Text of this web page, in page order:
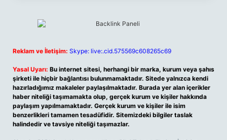
Reklam ve İletişim: Skype: live:.cid.575569c608265c69
Yasal Uyarı: Bu internet sitesi, herhangi bir marka, kurum veya şahıs
şirketi ile hiçbir bağlantısı bulunmamaktadır. Sitede yalnızca kendi
hazırladığımız makaleler paylaşılmaktadır. Burada yer alan içerikler
haber niteliği taşımamakta olup, gerçek kurum ve kişiler hakkında
paylaşım yapılmamaktadır. Gerçek kurum ve kişiler ile isim
benzerlikleri tamamen tesadüfidir. Sitemizdeki bilgiler taslak
halindedir ve tavsiye niteliği taşımazlar.